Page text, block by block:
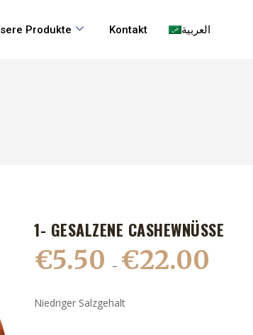
Produkte Kontakt العربية
1- GESALZENE CASHEWNÜSSE
€5.50 – €22.00
Niedriger Salzgehalt